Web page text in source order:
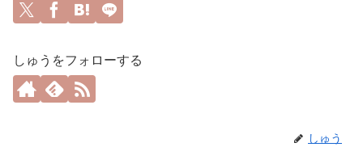
しゅうをフォローする
しゅう